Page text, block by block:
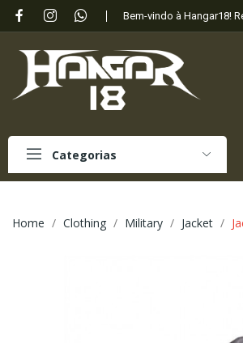
Bem-vindo à Hangar18!
Categorias
Home Clothing Military Jacket